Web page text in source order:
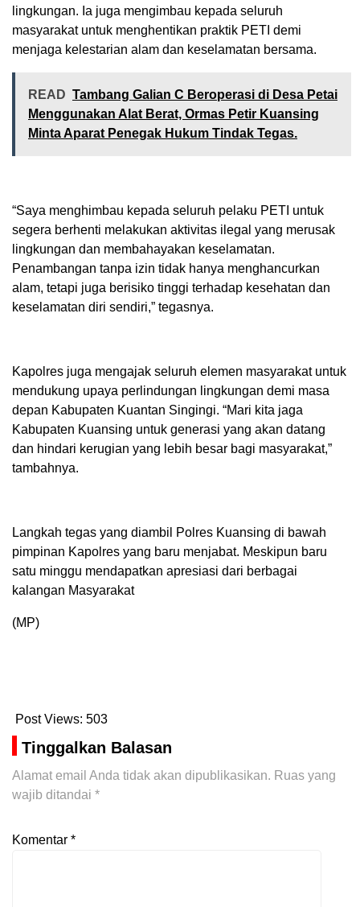
lingkungan. Ia juga mengimbau kepada seluruh
masyarakat untuk menghentikan praktik PETI demi
menjaga kelestarian alam dan keselamatan bersama.
READ Tambang Galian C Beroperasi di Desa Petai
Menggunakan Alat Berat, Ormas Petir Kuansing
Minta Aparat Penegak Hukum Tindak Tegas.
“Saya menghimbau kepada seluruh pelaku PETI untuk
segera berhenti melakukan aktivitas ilegal yang merusak
lingkungan dan membahayakan keselamatan.
Penambangan tanpa izin tidak hanya menghancurkan
alam, tetapi juga berisiko tinggi terhadap kesehatan dan
keselamatan diri sendiri,” tegasnya.
Kapolres juga mengajak seluruh elemen masyarakat untuk
mendukung upaya perlindungan lingkungan demi masa
depan Kabupaten Kuantan Singingi. “Mari kita jaga
Kabupaten Kuansing untuk generasi yang akan datang
dan hindari kerugian yang lebih besar bagi masyarakat,”
tambahnya.
Langkah tegas yang diambil Polres Kuansing di bawah
pimpinan Kapolres yang baru menjabat. Meskipun baru
satu minggu mendapatkan apresiasi dari berbagai
kalangan Masyarakat
(MP)
Post Views: 503
Tinggalkan Balasan
Alamat email Anda tidak akan dipublikasikan. Ruas yang
wajib ditandai *
Komentar *